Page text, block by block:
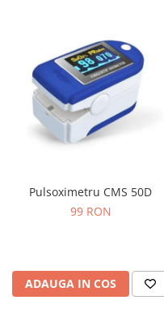
Pulsoximetru CMS 50D
99 RON
ADAUGA IN COS